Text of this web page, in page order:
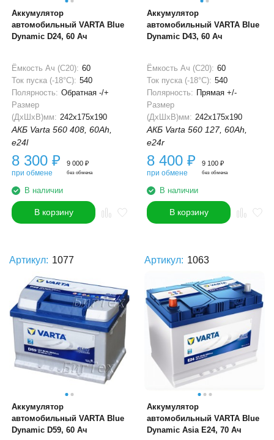
Аккумулятор
автомобильный VARTA Blue
Dynamic D24, 60 Ач
Ёмкость Ач (С20): 60
Ток пуска (-18°С): 540
Полярность: Обратная -/+
Размер
(ДхШхВ)мм: 242x175x190
АКБ Varta 560 408, 60Ah,
e24l
8 300 ₽
при обмене
9 000 ₽
без обмена
В наличии
В корзину
Аккумулятор
автомобильный VARTA Blue
Dynamic D43, 60 Ач
Ёмкость Ач (С20): 60
Ток пуска (-18°С): 540
Полярность: Прямая +/-
Размер
(ДхШхВ)мм: 242x175x190
АКБ Varta 560 127, 60Ah,
e24r
8 400 ₽
при обмене
9 100 ₽
без обмена
В наличии
В корзину
Артикул: 1077
Аккумулятор
автомобильный VARTA Blue
Dynamic D59, 60 Ач
Артикул: 1063
Аккумулятор
автомобильный VARTA Blue
Dynamic Asia E24, 70 Ач